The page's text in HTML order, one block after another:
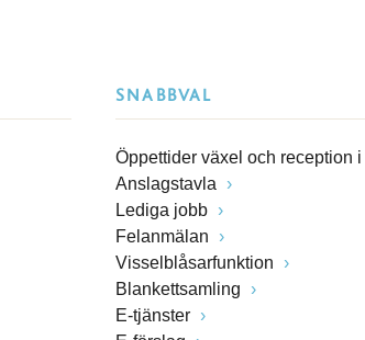
SNABBVAL
Öppettider växel och reception
Anslagstavla
Lediga jobb
Felanmälan
Visselblåsarfunktion
Blankettsamling
E-tjänster